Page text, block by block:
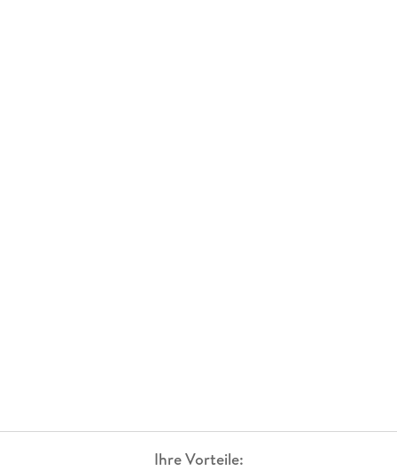
Ideenfindung . . . 196
Ihre Vorteile: